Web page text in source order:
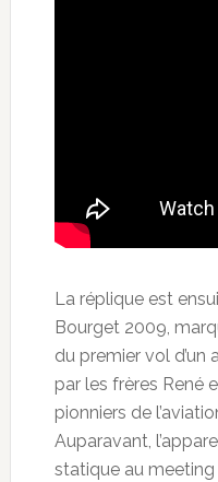
La réplique est
Bourget 2009,
du premier vol
par les frères René
pionniers de
Auparavant,
statique au meeting